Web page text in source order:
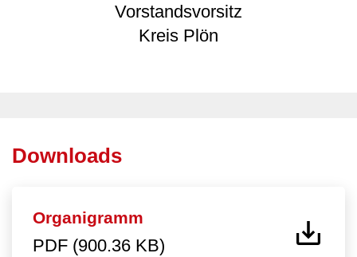
Vorstandsvorsitz
Kreis Plön
Downloads
Organigramm
PDF (900.36 KB)